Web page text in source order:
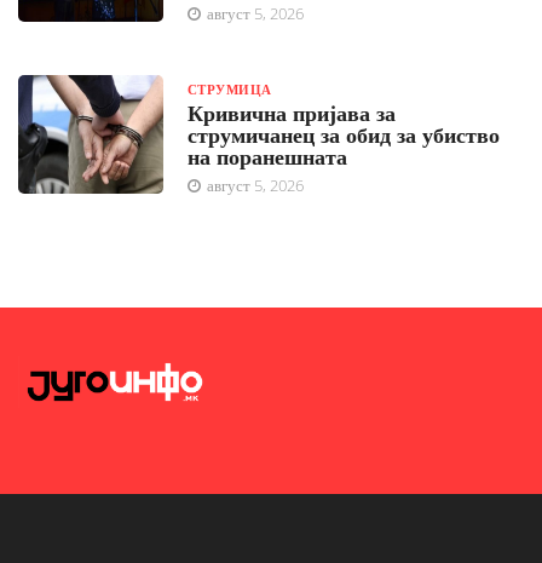
август 5, 2026
СТРУМИЦА
Кривична пријава за
струмичанец за обид за убиство
на поранешната
август 5, 2026